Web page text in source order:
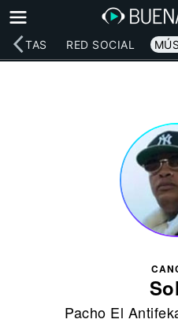
RED SOCIAL
Pacho El